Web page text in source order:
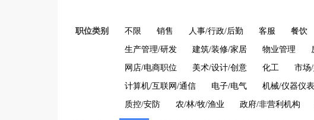
职位类别 不限 销售 人事/行政/后勤 客服 餐饮
生产管理/研发 建筑/装修/家居 物业管理
网店/电商职位 美术/设计/创意 化工 市场
计算机/互联网/通信 电子/电气 机械/仪器仪表
质控/安防 农/林/牧/渔业 政府/非营利机构